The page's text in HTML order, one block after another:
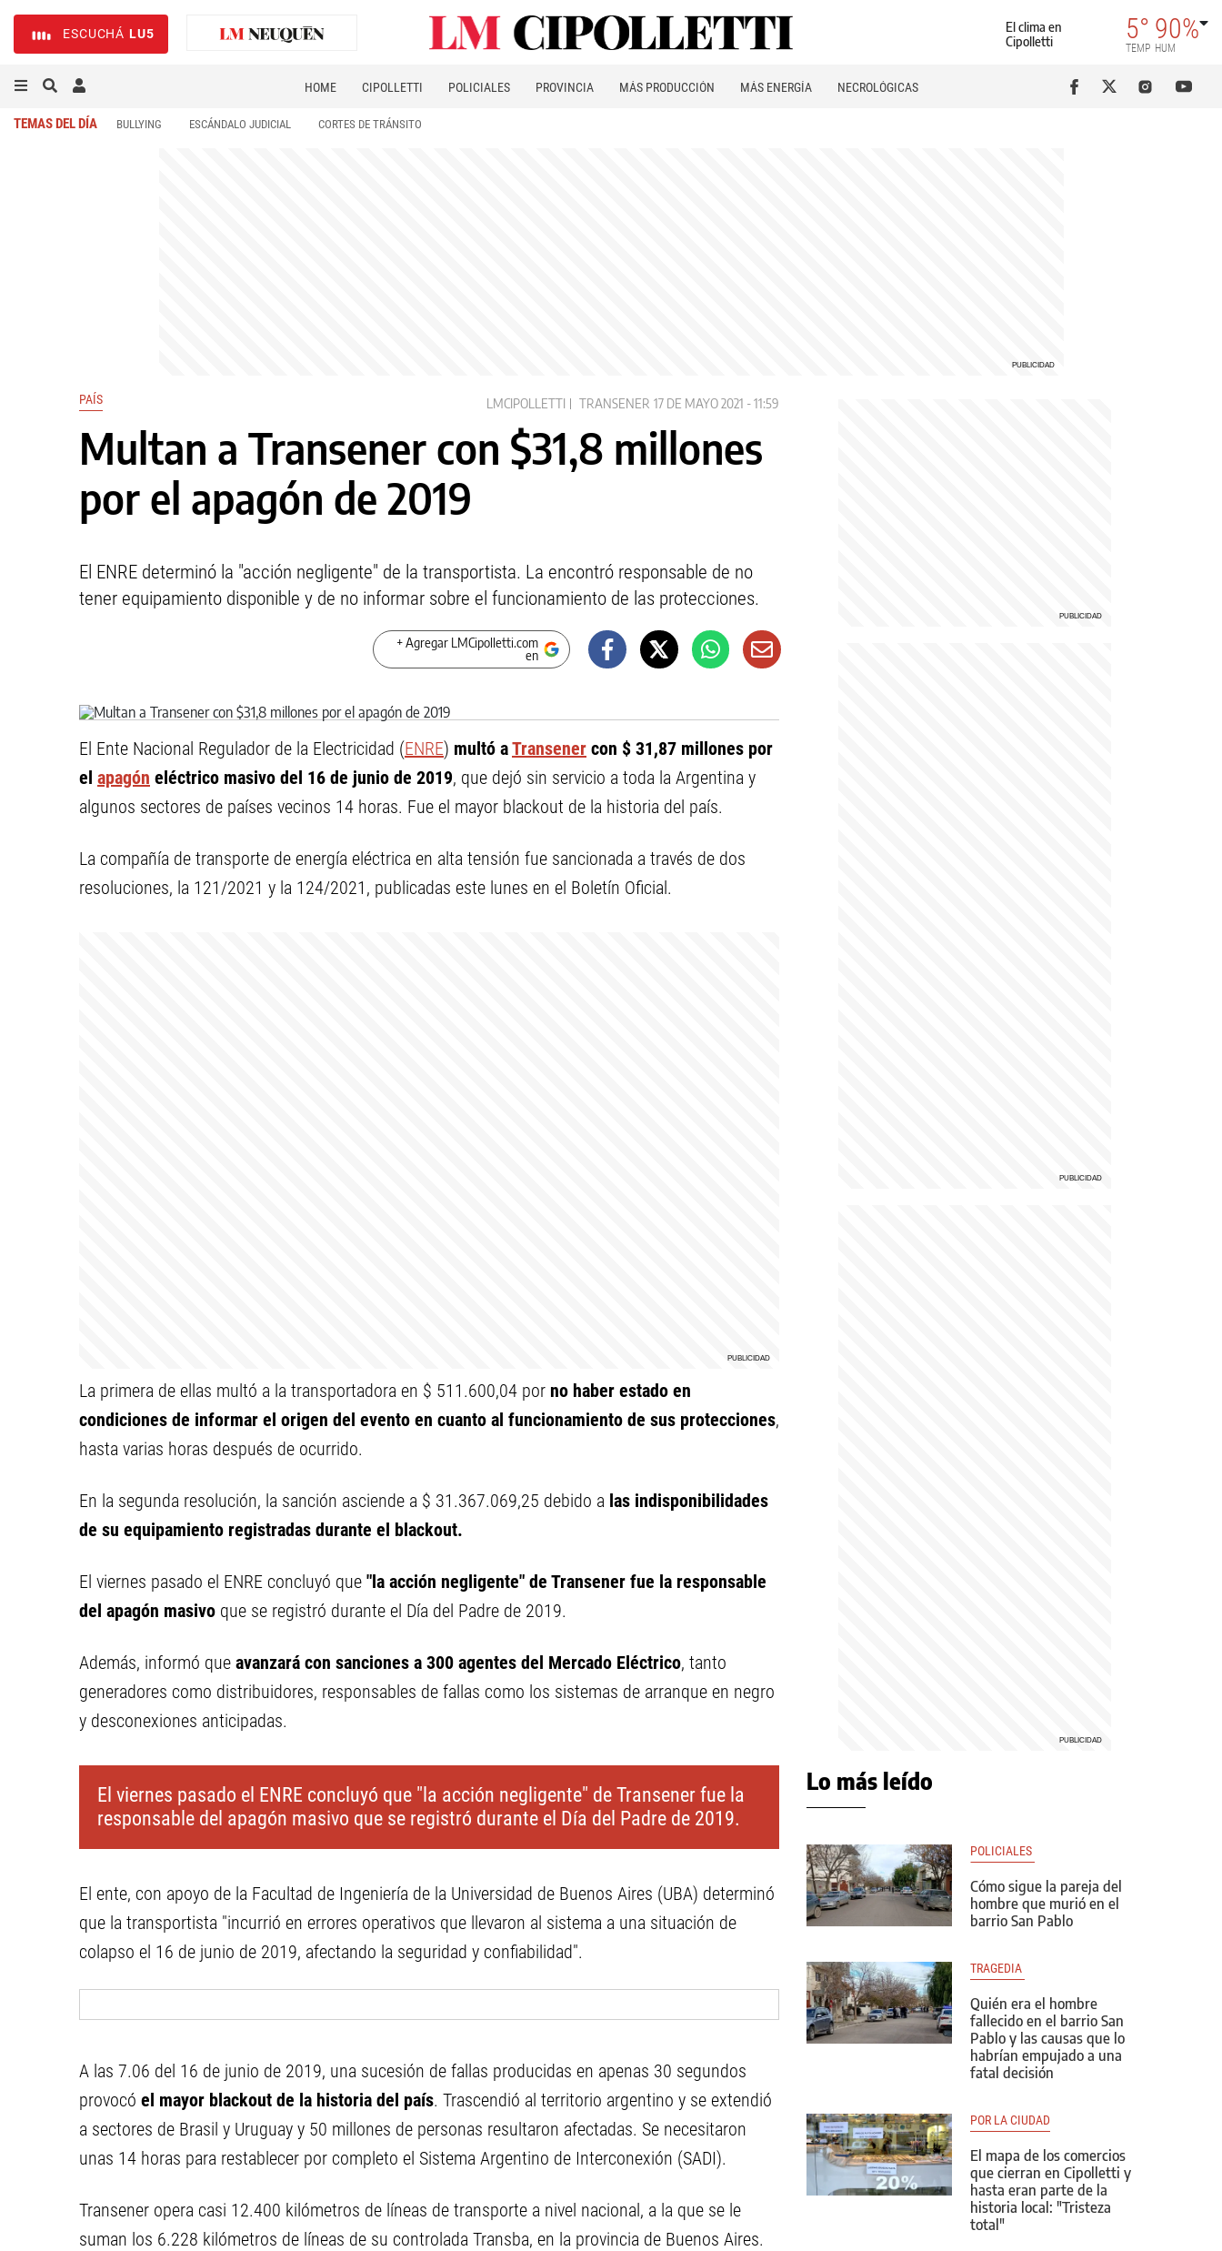
ESCUCHÁ LU5
El clima en
Cipolletti
5°
TEMP
90%
HUM
HOME CIPOLLETTI POLICIALES PROVINCIA MÁS PRODUCCIÓN MÁS ENERGÍA NECROLÓGICAS
TEMAS DEL DÍA BULLYING ESCÁNDALO JUDICIAL CORTES DE TRÁNSITO
PAÍS LMCIPOLLETTI TRANSENER 17 DE MAYO 2021 - 11:59
Multan a Transener con $31,8 millones
por el apagón de 2019
El ENRE determinó la "acción negligente" de la transportista. La encontró responsable de no
tener equipamiento disponible y de no informar sobre el funcionamiento de las protecciones.
+ Agregar LMCipolletti.com
en
El Ente Nacional Regulador de la Electricidad (ENRE) multó aTransener con $ 31,87 millones por
el apagón eléctrico masivo del 16 de junio de 2019, que dejó sin servicio a toda la Argentina y
algunos sectores de países vecinos 14 horas. Fue el mayor blackout de la historia del país.
La compañía de transporte de energía eléctrica en alta tensión fue sancionada a través de dos
resoluciones, la 121/2021 y la 124/2021, publicadas este lunes en el Boletín Oficial.
La primera de ellas multó a la transportadora en $ 511.600,04 por no haber estado en
condiciones de informar el origen del evento en cuanto al funcionamiento de sus protecciones,
hasta varias horas después de ocurrido.
En la segunda resolución, la sanción asciende a $ 31.367.069,25 debido a las indisponibilidades
de su equipamiento registradas durante el blackout.
El viernes pasado el ENRE concluyó que "la acción negligente" de Transener fue la responsable
del apagón masivo que se registró durante el Día del Padre de 2019.
Además, informó que avanzará con sanciones a 300 agentes del Mercado Eléctrico, tanto
generadores como distribuidores, responsables de fallas como los sistemas de arranque en negro
y desconexiones anticipadas.
El viernes pasado el ENRE concluyó que "la acción negligente" de Transener fue la
responsable del apagón masivo que se registró durante el Día del Padre de 2019.
El ente, con apoyo de la Facultad de Ingeniería de la Universidad de Buenos Aires (UBA) determinó
que la transportista "incurrió en errores operativos que llevaron al sistema a una situación de
colapso el 16 de junio de 2019, afectando la seguridad y confiabilidad".
A las 7.06 del 16 de junio de 2019, una sucesión de fallas producidas en apenas 30 segundos
provocó el mayor blackout de la historia del país. Trascendió al territorio argentino y se extendió
a sectores de Brasil y Uruguay y 50 millones de personas resultaron afectadas. Se necesitaron
unas 14 horas para restablecer por completo el Sistema Argentino de Interconexión (SADI).
Transener opera casi 12.400 kilómetros de líneas de transporte a nivel nacional, a la que se le
suman los 6.228 kilómetros de líneas de su controlada Transba, en la provincia de Buenos Aires.
Lo más leído
POLICIALES
Cómo sigue la pareja del
hombre que murió en el
barrio San Pablo
TRAGEDIA
Quién era el hombre
fallecido en el barrio San
Pablo y las causas que lo
habrían empujado a una
fatal decisión
POR LA CIUDAD
El mapa de los comercios
que cierran en Cipolletti y
hasta eran parte de la
historia local: "Tristeza
total"